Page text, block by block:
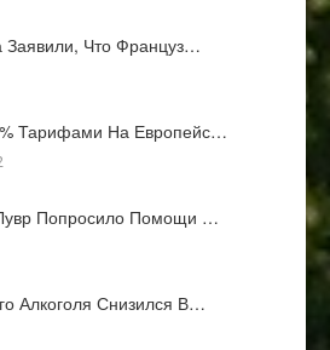
Заявили, Что Француз…
Тарифами На Европейс…
Попросило Помощи …
Алкоголя Снизился В…